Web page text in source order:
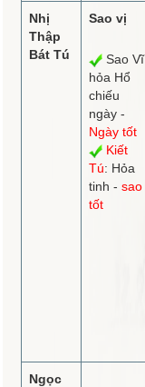
Nhị
Thập
Bát Tú
Sao vị
Sao Vĩ
hỏa Hổ
chiếu
ngày -
Ngày tốt
Kiết
Tú: Hỏa
tinh - sao
tốt
Ngọc